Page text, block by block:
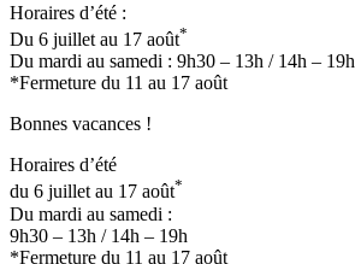
Horaires d’été :
Du 6 juillet au 17 août*
Du mardi au samedi : 9h30 – 13h / 14h – 19h
*Fermeture du 11 au 17 août
Bonnes vacances !
Horaires d’été
du 6 juillet au 17 août*
Du mardi au samedi :
9h30 – 13h / 14h – 19h
*Fermeture du 11 au 17 août